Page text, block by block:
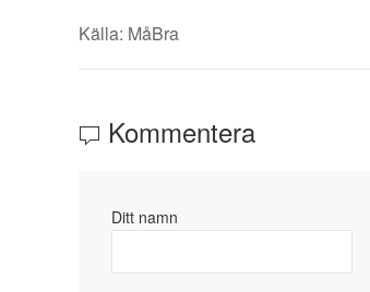
Källa: MåBra
Kommentera
Ditt namn